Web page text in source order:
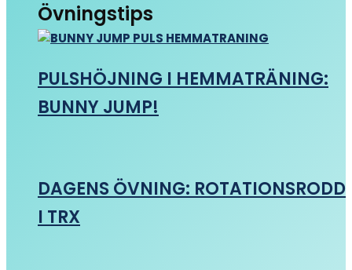
Övningstips
PULSHÖJNING I HEMMATRÄNING:
BUNNY JUMP!
DAGENS ÖVNING: ROTATIONSRODD
I TRX